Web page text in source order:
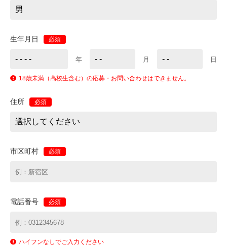
生年月日 必須
年 月 日
18歳未満（高校生含む）の応募・お問い合わせはできません。
住所 必須
市区町村 必須
電話番号 必須
ハイフンなしでご入力ください